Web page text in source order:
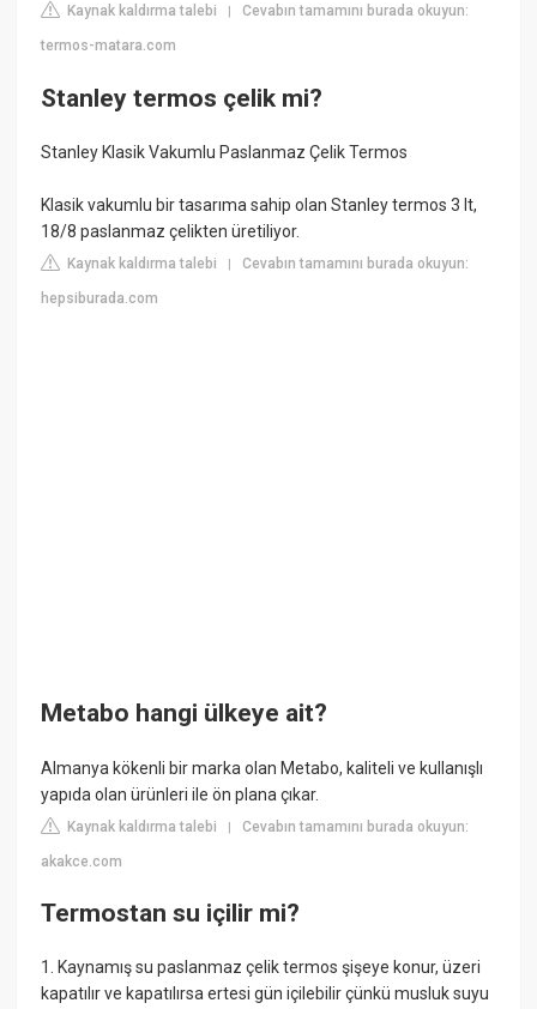
Kaynak kaldırma talebi |Cevabın tamamını burada okuyun:
termos-matara.com
Stanley termos çelik mi?
Stanley Klasik Vakumlu Paslanmaz Çelik Termos
Klasik vakumlu bir tasarıma sahip olan Stanley termos 3 lt,
18/8 paslanmaz çelikten üretiliyor.
Kaynak kaldırma talebi |Cevabın tamamını burada okuyun:
hepsiburada.com
Metabo hangi ülkeye ait?
Almanya kökenli bir marka olan Metabo, kaliteli ve kullanışlı
yapıda olan ürünleri ile ön plana çıkar.
Kaynak kaldırma talebi |Cevabın tamamını burada okuyun:
akakce.com
Termostan su içilir mi?
1. Kaynamış su paslanmaz çelik termos şişeye konur, üzeri
kapatılır ve kapatılırsa ertesi gün içilebilir çünkü musluk suyu